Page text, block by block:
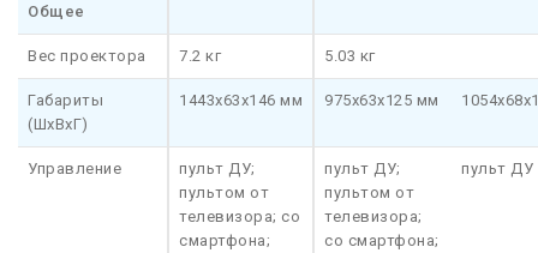
Общее
Вес проектора 7.2 кг 5.03 кг
Габариты
(ШхВхГ)
1443x63x146 мм 975x63x125 мм
Управление
пульт ДУ;
пультом от
телевизора; со
смартфона;
пульт ДУ;
пультом от
телевизора;
со смартфона;
пульт ДУ